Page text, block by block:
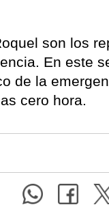
son los
En este
de la
cero hora.